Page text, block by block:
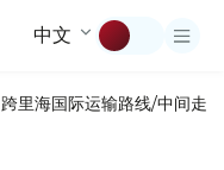
中文
跨里海国际运输路线/中间走廊